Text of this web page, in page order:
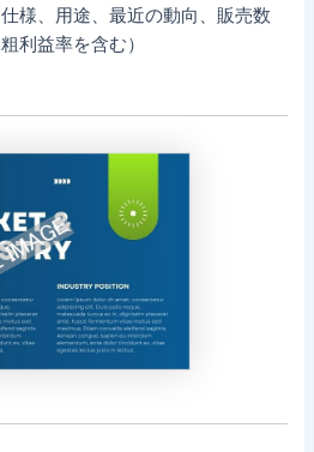
様、用途、最近の動向、販売数
利益率を含む）